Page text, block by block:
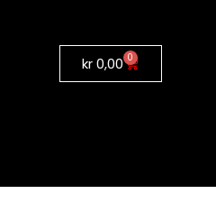
kr0,00 0